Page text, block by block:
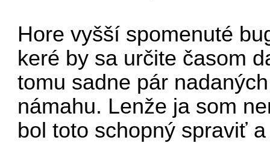
Hore vyšší spomenuté
keré by sa určite časom
tomu sadne pár
námahu. Lenže ja som
bol toto schopný spraviť